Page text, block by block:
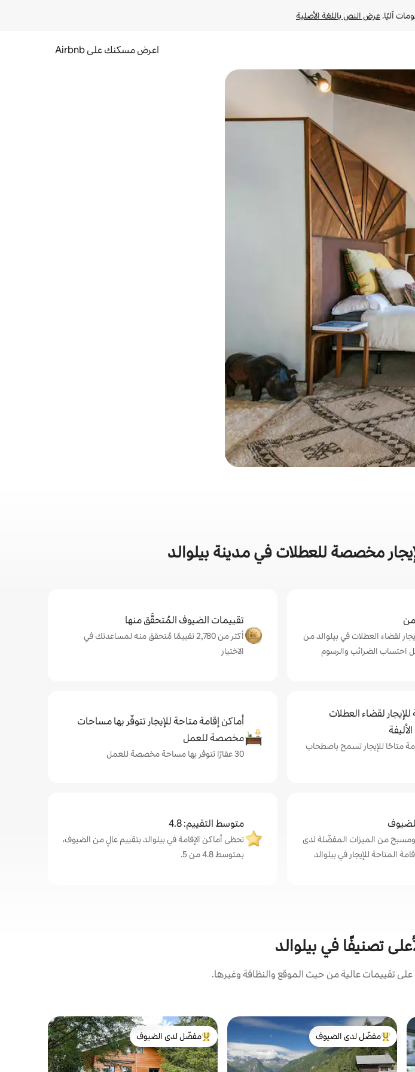
آليًا. عرض النص باللغة الأصلية
اعرض مسكنك على Airbnb
مخصصة للعطلات في مدينة بيلوالد
من
لقضاء العطلات في بيلوالد من
تقييمات الضيوف المُتحقَّق منها
أكثر من 2,780 تقييمًا مُتحقق منه لمساعدتك في
الاختيار
لقضاء العطلات
مكان إقامة متاحًا للإيجار تسمح باصطحاب
أماكن إقامة متاحة للإيجار تتوفّر بها مساحات
مخصصة للعمل
30 عقارًا تتوفر بها مساحة مخصصة للعمل
من الميزات المفضّلة لدى
المتاحة للإيجار في بيلوالد
متوسط التقييم: 4.8
تحظى أماكن الإقامة في بيلوالد بتقييم عالٍ من الضيوف،
بمتوسط 4.8 من 5.
تصنيفًا في بيلوالد
تقييمات عالية من حيث الموقع والنظافة وغيرها.
من أبرز البيوت المفضّلة لدى الضيوف
مفضّل لدى الضيوف
من أبرز البيوت المفضّلة لدى الضيوف
مفضّل لدى الضيوف